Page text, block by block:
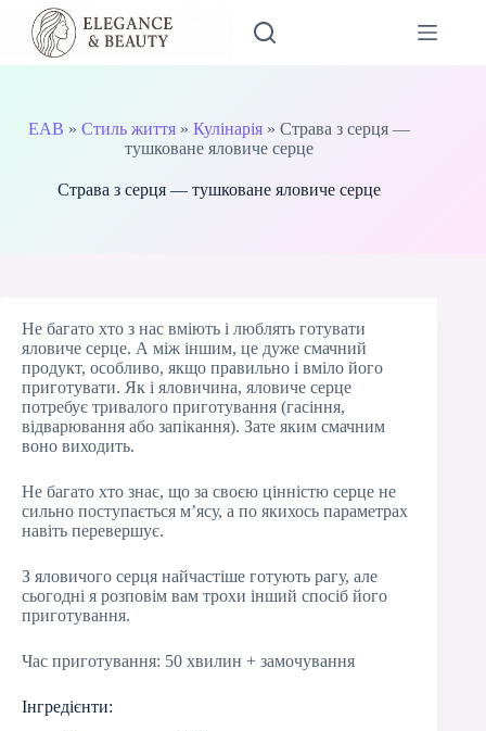
Перейти
вмісту
EAB » Стиль життя» Кулінарія» Страва з серця —
тушковане яловиче серце
Страва з серця — тушковане яловиче серце
Не багато хто з нас вміють і люблять готувати
яловиче серце. А між іншим, це дуже смачний
продукт, особливо, якщо правильно і вміло його
приготувати. Як і яловичина, яловиче серце
потребує тривалого приготування (гасіння,
відварювання або запікання). Зате яким смачним
воно виходить.
Не багато хто знає, що за своєю цінністю серце не
сильно поступається м’ясу, а по якихось параметрах
навіть перевершує.
З яловичого серця найчастіше готують рагу, але
сьогодні я розповім вам трохи інший спосіб його
приготування.
Час приготування: 50 хвилин + замочування
Інгредієнти: